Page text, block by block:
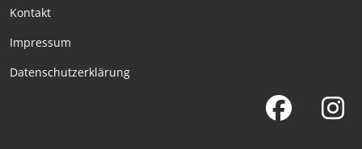
Kontakt
Impressum
Datenschutzerklärung